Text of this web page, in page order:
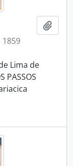
1859
Lima de
PASSOS